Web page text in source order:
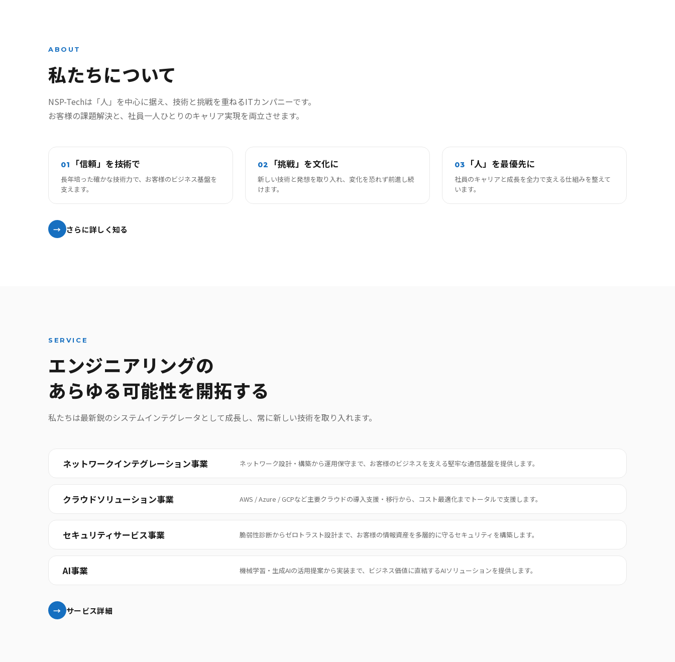
ABOUT
私たちについて
NSP-Techは「人」を中心に据え、技術と挑戦を重ねるITカンパニーです。
お客様の課題解決と、社員一人ひとりのキャリア実現を両立させます。
01 「信頼」を技術で
長年培った確かな技術力で、お客様のビジネス基盤を
支えます。
02 「挑戦」を文化に
新しい技術と発想を取り入れ、変化を恐れず前進し続
けます。
03 「人」を最優先に
社員のキャリアと成長を全力で支える仕組みを整えて
います。
さらに詳しく知る
SERVICE
エンジニアリングの
あらゆる可能性を開拓する
私たちは最新鋭のシステムインテグレータとして成長し、常に新しい技術を取り入れます。
ネットワークインテグレーション事業 ネットワーク設計・構築から運用保守まで、お客様のビジネスを支える堅牢な通信基盤を提供します。
クラウドソリューション事業 AWS / Azure / GCPなど主要クラウドの導入支援・移行から、コスト最適化までトータルで支援します。
セキュリティサービス事業 脆弱性診断からゼロトラスト設計まで、お客様の情報資産を多層的に守るセキュリティを構築します。
AI事業 機械学習・生成AIの活用提案から実装まで、ビジネス価値に直結するAIソリューションを提供します。
サービス詳細